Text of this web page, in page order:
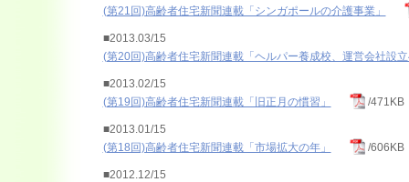
(第21回)高齢者住宅新聞連載「シンガポールの介護事業」
■2013.03/15
(第20回)高齢者住宅新聞連載「ヘルパー養成校、運営会社設
■2013.02/15
(第19回)高齢者住宅新聞連載「旧正月の慣習」
/471KB
■2013.01/15
(第18回)高齢者住宅新聞連載「市場拡大の年」
/606KB
■2012.12/15